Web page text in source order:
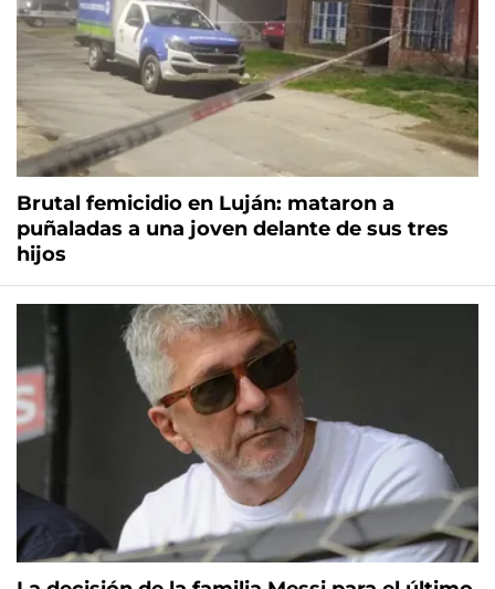
Brutal femicidio en Luján: mataron a
puñaladas a una joven delante de sus tres
hijos